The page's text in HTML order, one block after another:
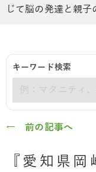
じて脳の発達と親子
キーワード検索
← 前の記事へ
『愛知県